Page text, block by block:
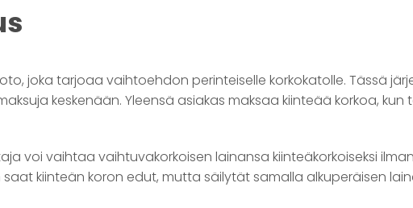
joka tarjoaa vaihtoehdon perinteiselle korkokatolle. Tässä
keskenään. Yleensä asiakas maksaa kiinteää korkoa, kun
voi vaihtaa vaihtuvakorkoisen lainansa kiinteäkorkoiseksi
kiinteän koron edut, mutta säilytät samalla alkuperäisen